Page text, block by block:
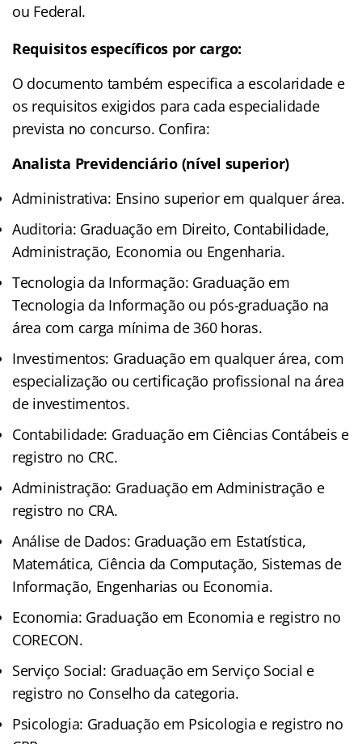
ou Federal.
Requisitos específicos por cargo:
O documento também especifica a escolaridade e
os requisitos exigidos para cada especialidade
prevista no concurso. Confira:
Analista Previdenciário (nível superior)
Administrativa: Ensino superior em qualquer área.
Auditoria: Graduação em Direito, Contabilidade,
Administração, Economia ou Engenharia.
Tecnologia da Informação: Graduação em
Tecnologia da Informação ou pós-graduação na
área com carga mínima de 360 horas.
Investimentos: Graduação em qualquer área, com
especialização ou certificação profissional na área
de investimentos.
Contabilidade: Graduação em Ciências Contábeis e
registro no CRC.
Administração: Graduação em Administração e
registro no CRA.
Análise de Dados: Graduação em Estatística,
Matemática, Ciência da Computação, Sistemas de
Informação, Engenharias ou Economia.
Economia: Graduação em Economia e registro no
CORECON.
Serviço Social: Graduação em Serviço Social e
registro no Conselho da categoria.
Psicologia: Graduação em Psicologia e registro no